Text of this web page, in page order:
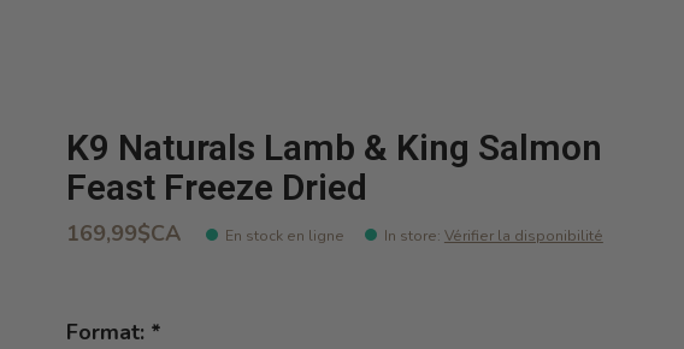
K9 Naturals Lamb & King Salmon
Feast Freeze Dried
169,99$CA En stock en ligne In store: Vérifier la disponibilité
Format: *